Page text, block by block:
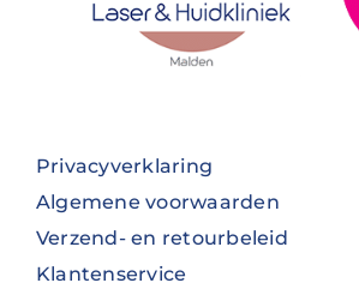
Privacyverklaring
Algemene voorwaarden
Verzend- en retourbeleid
Klantenservice